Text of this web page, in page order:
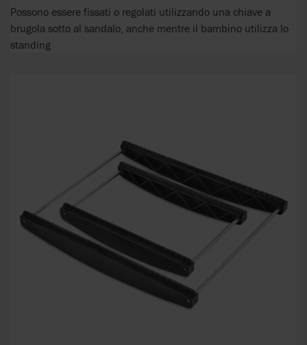
Possono essere fissati o regolati utilizzando una chiave a
brugola sotto al sandalo, anche mentre il bambino utilizza lo
standing